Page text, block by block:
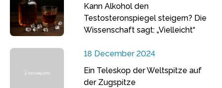
Kann Alkohol den
Testosteronspiegel steigern? Die
Wissenschaft sagt: „Vielleicht“
18 December 2024
Ein Teleskop der Weltspitze auf
der Zugspitze